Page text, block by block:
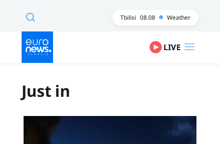
Tbilisi 08.08 Weather
LIVE
Just in